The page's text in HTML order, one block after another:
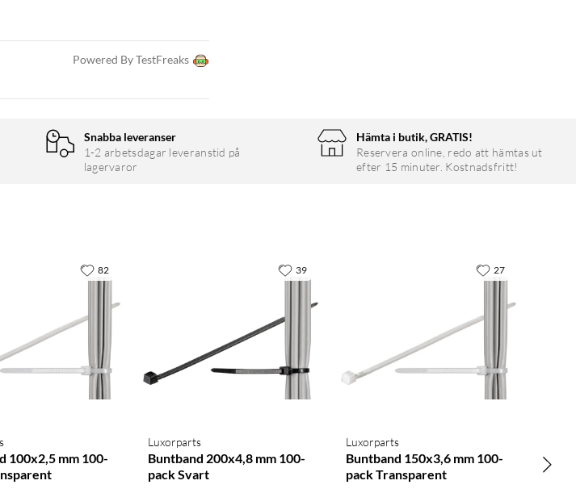
Powered By TestFreaks
Snabba leveranser
1-2 arbetsdagar leveranstid på
lagervaror
Hämta i butik, GRATIS!
Reservera online, redo att hämtas ut
efter 15 minuter. Kostnadsfritt!
100x2,5 mm 100-
82
Luxorparts
Buntband 200x4,8 mm 100-
pack Svart
39
Luxorparts
Buntband 150x3,6 mm 100-
pack Transparent
27